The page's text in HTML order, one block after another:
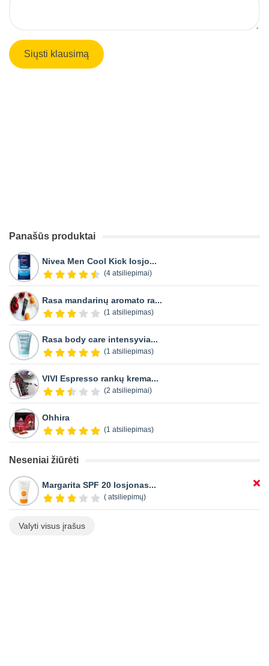
Panašūs produktai
Nivea Men Cool Kick losjo...
(4 atsiliepimai)
Rasa mandarinų aromato ra...
(1 atsiliepimas)
Rasa body care intensyvia...
(1 atsiliepimas)
VIVI Espresso rankų krema...
(2 atsiliepimai)
Ohhira
(1 atsiliepimas)
Neseniai žiūrėti
Margarita SPF 20 losjonas...
( atsiliepimų)
Valyti visus įrašus